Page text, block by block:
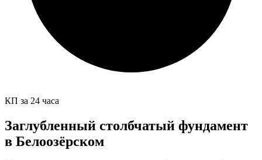
КП за 24 часа
Заглубленный столбчатый фундамент
в Белоозёрском